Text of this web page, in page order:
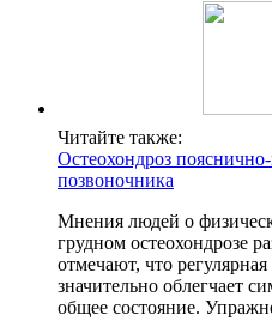
Читайте также:
Остеохондроз
позвоночника
Мнения людей о
грудном остеохондрозе
отмечают, что
значительно облегчает
общее состояние.